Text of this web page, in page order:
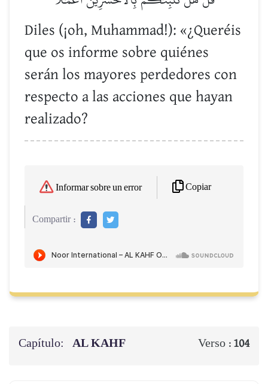
Diles (¡oh, Muhammad!): «¿Queréis
que os informe sobre quiénes
serán los mayores perdedores con
respecto a las acciones que hayan
realizado?
Informar sobre un error Copiar
Compartir :
Capítulo: AL KAHF Verso : 104